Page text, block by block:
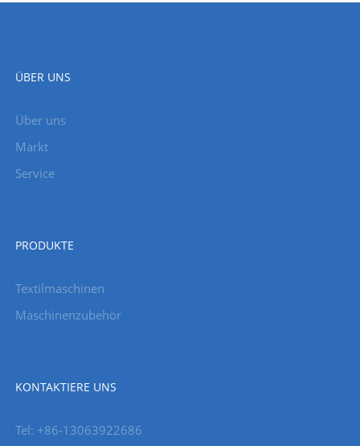
ÜBER UNS
Über uns
Markt
Service
PRODUKTE
Textilmaschinen
Maschinenzubehör
KONTAKTIERE UNS
Tel: +86-13063922686